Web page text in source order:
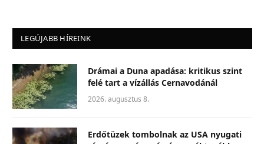
LEGÚJABB HÍREINK
Drámai a Duna apadása: kritikus szint
felé tart a vízállás Cernavodánál
2026. augusztus 8.
Erdőtüzek tombolnak az USA nyugati